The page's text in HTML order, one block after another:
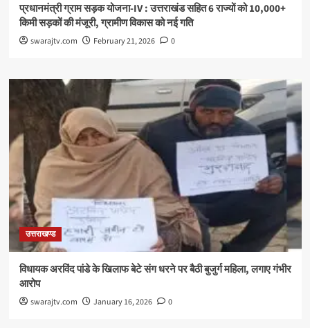
प्रधानमंत्री ग्राम सड़क योजना-IV : उत्तराखंड सहित 6 राज्यों को 10,000+
किमी सड़कों की मंजूरी, ग्रामीण विकास को नई गति
swarajtv.com February 21, 2026 0
उत्तराखण्ड
विधायक अरविंद पांडे के खिलाफ बेटे संग धरने पर बैठी बुजुर्ग महिला, लगाए गंभीर
आरोप
swarajtv.com January 16, 2026 0